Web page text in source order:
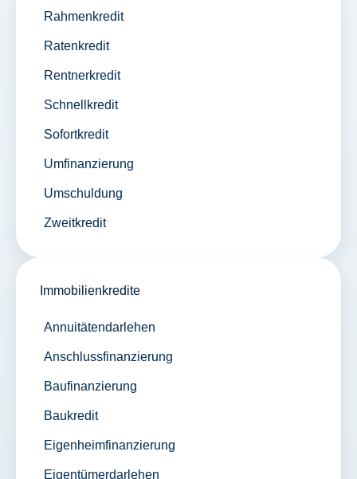
Rahmenkredit
Ratenkredit
Rentnerkredit
Schnellkredit
Sofortkredit
Umfinanzierung
Umschuldung
Zweitkredit
Immobilienkredite
Annuitätendarlehen
Anschlussfinanzierung
Baufinanzierung
Baukredit
Eigenheimfinanzierung
Eigentümerdarlehen